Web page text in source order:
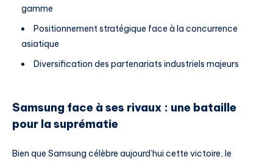
gamme
Positionnement stratégique face à la concurrence
asiatique
Diversification des partenariats industriels majeurs
Samsung face à ses rivaux : une bataille
pour la suprématie
Bien que Samsung célèbre aujourd’hui cette victoire, le